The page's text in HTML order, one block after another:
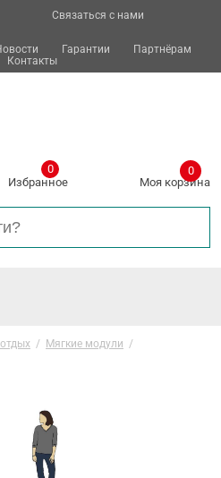
Связаться с нами
Гарантии
Партнёрам
Контакты
Избранное
0
Моя корзина
0
/ Мягкие модули /